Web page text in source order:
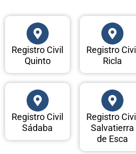
Registro Civil
Quinto
Registro Civil
Ricla
Registro Civil
Sádaba
Registro Civil
Salvatierra
de Esca